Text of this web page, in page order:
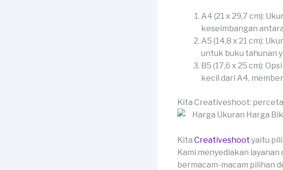
A4 (21 x 29,7 cm):
keseimbangan
A5 (14,8 x 21 cm):
untuk buku tahunan
B5 (17,6 x 25 cm):
kecil dari A4,
Kita Creativeshoot:
Kita Creativeshoot yaitu
Kami menyediakan
bermacam-macam pilihan